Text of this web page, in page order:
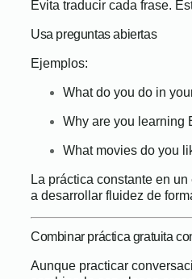
Evita traducir cada frase.
Usa preguntas abiertas
Ejemplos:
What do you do in
Why are you learning
What movies do you
La práctica constante en
a desarrollar fluidez de
Combinar práctica gratuita
Aunque practicar